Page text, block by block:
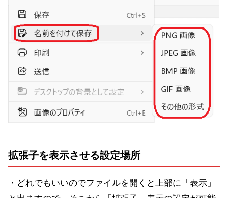
拡張子を表示させる設定場所
・どれでもいいのでファイルを開くと上部に「表示」